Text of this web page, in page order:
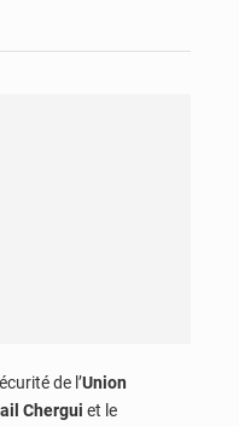
de l’Union
Chergui et le